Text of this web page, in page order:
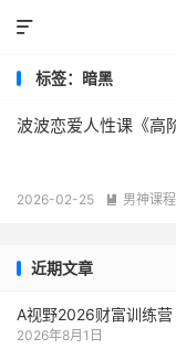

标签：暗黑
波波恋爱人性课《高
2026-02-25  男神课程
近期文章
A视野2026财富训练营
2026年8月1日